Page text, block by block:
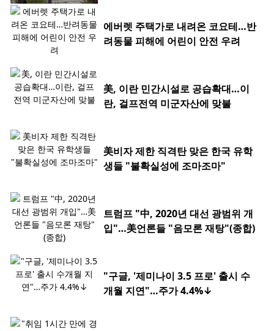
에버렛 주택가로 내려온 코요테…반
려동물 피해에 어린이 안전 우려
美, 이란 민간시설로 공습확대…이
란, 걸프전역 미군자산에 맞불
美비자 제한 직격탄 맞은 한국 유학
생들 "불확실성에 조마조마"
트럼프 "中, 2020년 대선 광범위 개
입"…美언론들 "음모론 재탕"(종합)
"구글, '제미나이 3.5 프로' 출시 수
개월 지연"…주가 4.4%↓